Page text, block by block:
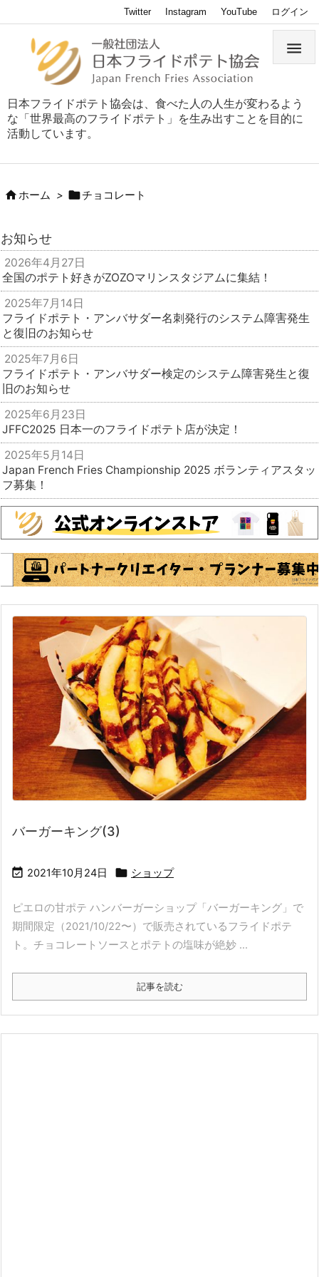
日本フライドポテト協会は、食べた人の人生が変わるよう
な「世界最高のフライドポテト」を生み出すことを目的に
活動しています。

Twitter Instagram YouTube ログイン
ホーム > チョコレート
お知らせ
2026年4月27日
全国のポテト好きがZOZOマリンスタジアムに集結！
2025年7月14日
フライドポテト・アンバサダー名刺発行のシステム障害発生
と復旧のお知らせ
2025年7月6日
フライドポテト・アンバサダー検定のシステム障害発生と復
旧のお知らせ
2025年6月23日
JFFC2025 日本一のフライドポテト店が決定！
2025年5月14日
Japan French Fries Championship 2025 ボランティアスタッ
フ募集！
バーガーキング(3)
 2021年10月24日  ショップ
ピエロの甘ポテ ハンバーガーショップ「バーガーキング」で
期間限定（2021/10/22〜）で販売されているフライドポテ
ト。チョコレートソースとポテトの塩味が絶妙 ...
記事を読む